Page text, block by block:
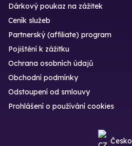
Dárkový poukaz na zážitek
Ceník služeb
Partnerský (affiliate) program
Pojištění k zážitku
Ochrana osobních údajů
Obchodní podmínky
Odstoupení od smlouvy
Prohlášení o používání cookies
Česko